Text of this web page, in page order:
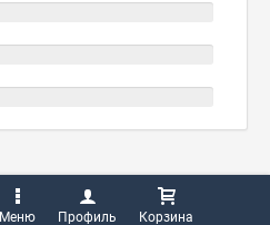
Меню Профиль Корзина